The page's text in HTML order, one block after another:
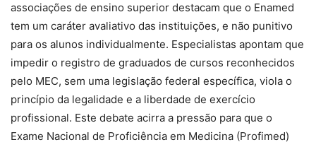
associações de ensino superior destacam que o Enamed
tem um caráter avaliativo das instituições, e não punitivo
para os alunos individualmente. Especialistas apontam que
impedir o registro de graduados de cursos reconhecidos
pelo MEC, sem uma legislação federal específica, viola o
princípio da legalidade e a liberdade de exercício
profissional. Este debate acirra a pressão para que o
Exame Nacional de Proficiência em Medicina (Profimed)